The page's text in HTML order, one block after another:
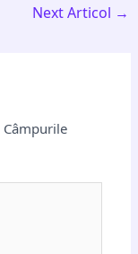
Next Articol →
Câmpurile